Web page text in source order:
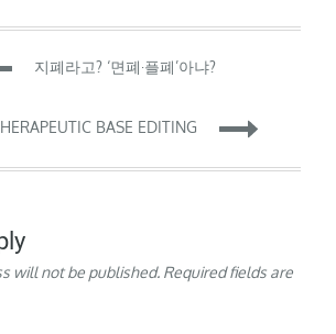
자들
지폐라고? ‘면폐·플폐’아냐?
BASE EDITING
will not be published. Required fields are